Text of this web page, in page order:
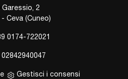
Garessio, 2
Ceva (Cuneo)
0174-722021
02842940047
Gestisci i consensi